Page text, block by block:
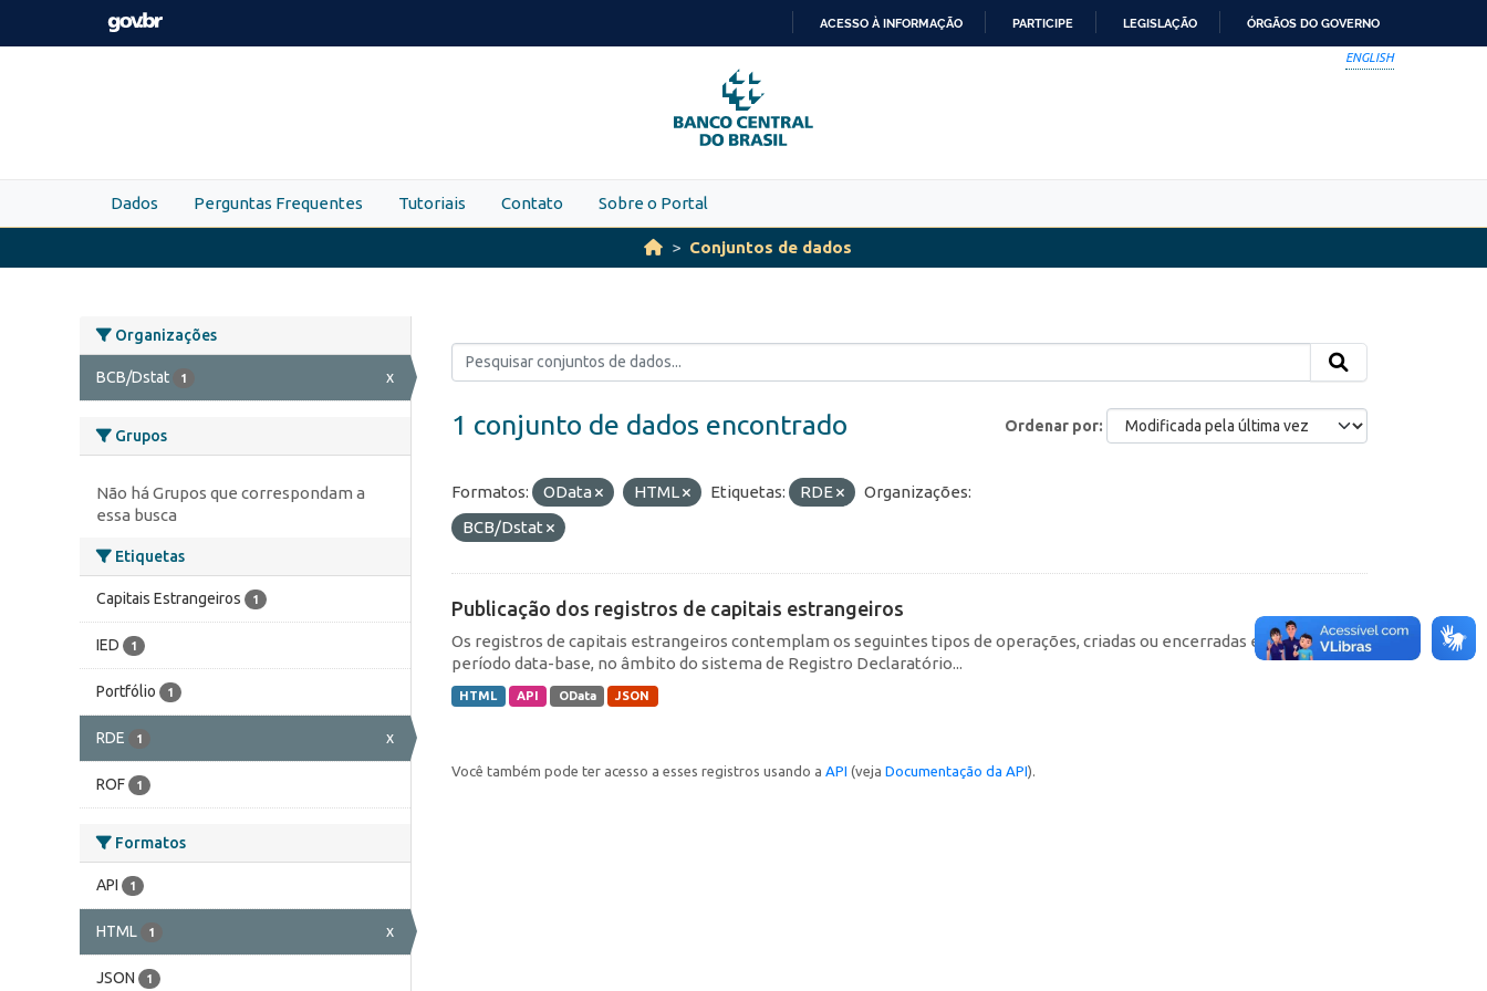
Skip to main content
PARA
O
CONTEÚDO
ACESSO À INFORMAÇÃO PARTICIPE LEGISLAÇÃO ÓRGÃOS DO GOVERNO
ENGLISH
Dados Perguntas Frequentes Tutoriais Contato Sobre o Portal
Conjuntos de dados
Organizações
BCB/Dstat 1 x
Grupos
Não há Grupos que correspondam a
essa busca
Etiquetas
Capitais Estrangeiros 1
IED 1
Portfólio 1
RDE 1 x
ROF 1
Formatos
API 1
HTML 1 x
JSON 1
Ordenar por
1 conjunto de dados encontrado
Formatos: OData HTML Etiquetas: RDE
Organizações:
BCB/Dstat
Publicação dos registros de capitais estrangeiros
Os registros de capitais estrangeiros contemplam os seguintes tipos de operações, criadas ou encerradas em cada
período data-base, no âmbito do sistema de Registro Declaratório...
HTML API OData JSON
Você também pode ter acesso a esses registros usando a API (veja Documentação da API).